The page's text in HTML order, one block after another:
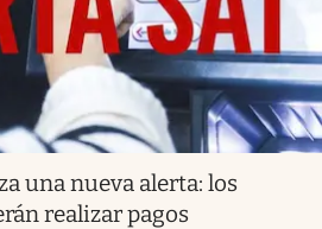
una nueva alerta: los
realizar pagos